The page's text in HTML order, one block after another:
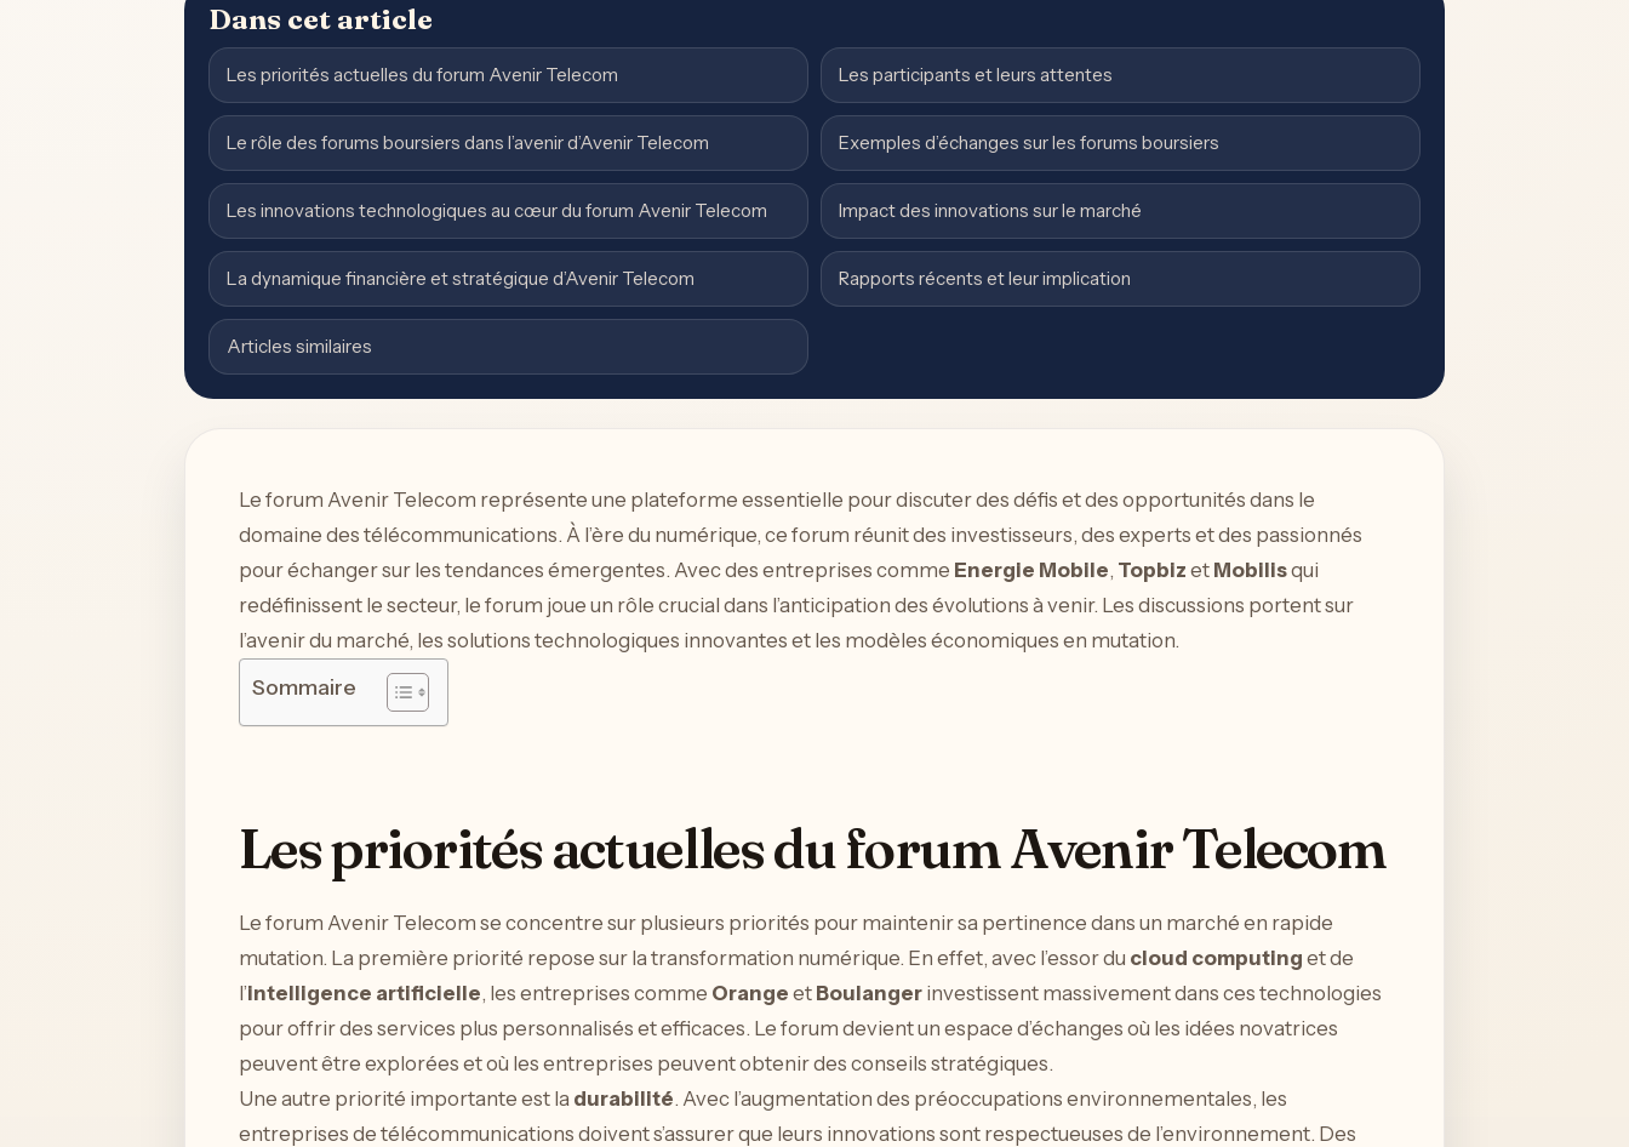
Dans cet article
Les priorités actuelles du forum Avenir Telecom Les participants et leurs attentes
Le rôle des forums boursiers dans l’avenir d’Avenir Telecom Exemples d’échanges sur les forums boursiers
Les innovations technologiques au cœur du forum Avenir Telecom Impact des innovations sur le marché
La dynamique financière et stratégique d’Avenir Telecom Rapports récents et leur implication
Articles similaires
Le forum Avenir Telecom représente une plateforme essentielle pour discuter des défis et des opportunités dans le
domaine des télécommunications. À l’ère du numérique, ce forum réunit des investisseurs, des experts et des passionnés
pour échanger sur les tendances émergentes. Avec des entreprises comme Energie Mobile, Topbiz et Mobilisqui
redéfinissent le secteur, le forum joue un rôle crucial dans l’anticipation des évolutions à venir. Les discussions portent sur
l’avenir du marché, les solutions technologiques innovantes et les modèles économiques en mutation.
Sommaire
Les priorités actuelles du forum Avenir Telecom
Le forum Avenir Telecom se concentre sur plusieurs priorités pour maintenir sa pertinence dans un marché en rapide
mutation. La première priorité repose sur la transformation numérique. En effet, avec l’essor du cloud computing et de
l’intelligence artificielle, les entreprises comme Orange et Boulanger investissent massivement dans ces technologies
pour offrir des services plus personnalisés et efficaces. Le forum devient un espace d’échanges où les idées novatrices
peuvent être explorées et où les entreprises peuvent obtenir des conseils stratégiques.
Une autre priorité importante est la durabilité. Avec l’augmentation des préoccupations environnementales, les
entreprises de télécommunications doivent s’assurer que leurs innovations sont respectueuses de l’environnement. Des